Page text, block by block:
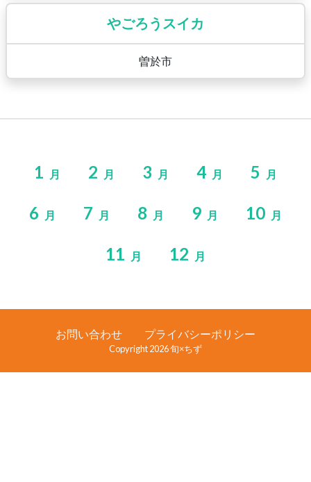
やごろうスイカ
曽於市
1 月 2 月 3 月 4 月 5 月
6 月 7 月 8 月 9 月 10 月
11 月 12 月
お問い合わせ プライバシーポリシー
Copyright 2026 旬×ちず